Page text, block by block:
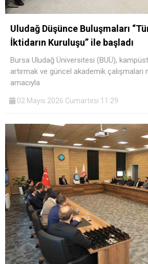
Uludağ Düşünce Buluşmaları
İktidarın Kuruluşu” ile başladı
Bursa Uludağ Üniversitesi (BUÜ),
artırmak ve güncel akademik çalışmaları
amacıyla
02 Mayıs 2026 Cumartesi 11:29